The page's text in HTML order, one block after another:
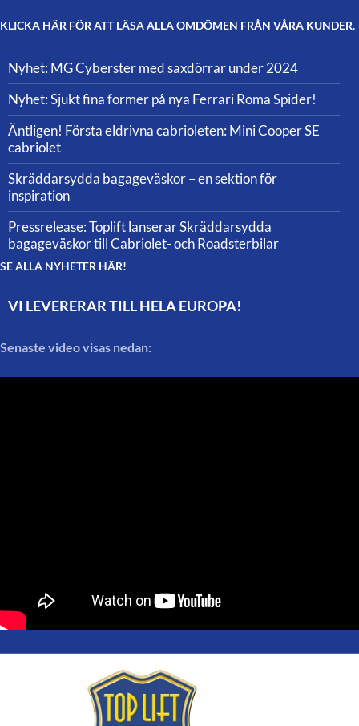
KLICKA HÄR FÖR ATT LÄSA ALLA OMDÖMEN FRÅN VÅRA KUNDER.
Nyhet: MG Cyberster med saxdörrar under 2024
Nyhet: Sjukt fina former på nya Ferrari Roma Spider!
Äntligen! Första eldrivna cabrioleten: Mini Cooper SE
cabriolet
Skräddarsydda bagageväskor – en sektion för
inspiration
Pressrelease: Toplift lanserar Skräddarsydda
bagageväskor till Cabriolet- och Roadsterbilar
SE ALLA NYHETER HÄR!
VI LEVERERAR TILL HELA EUROPA!
Senaste video visas nedan: